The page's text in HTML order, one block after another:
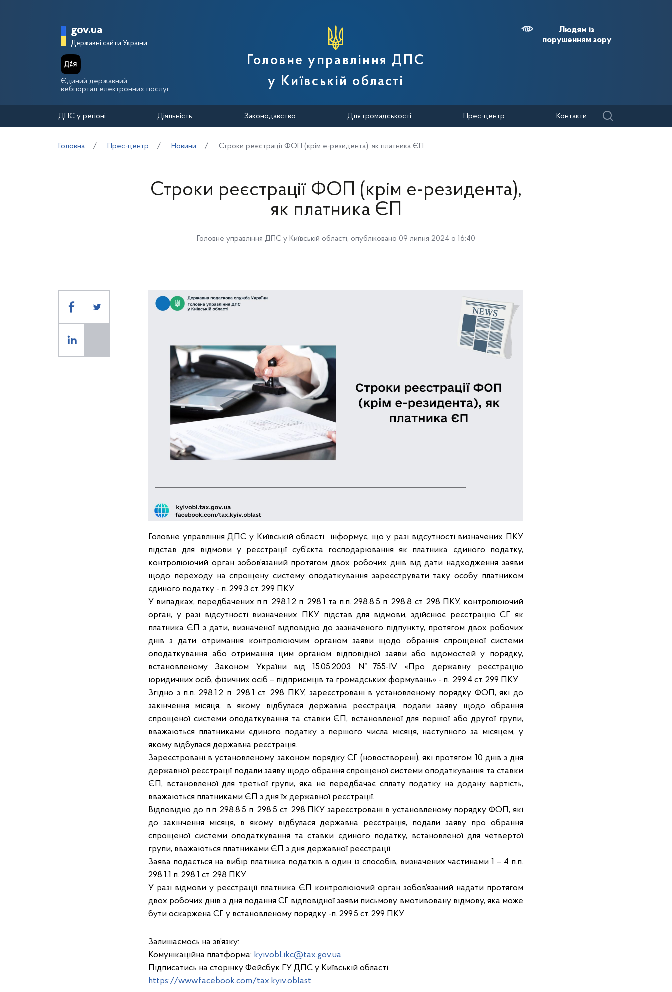
Головна сторінка Державної податкової служби України
gov.ua
Державні сайти України
Єдиний державний
вебпортал електронних послуг
Головне управління ДПС
у Київській області
Людям із
порушенням зору
ДПС у регіоні Діяльність Законодавство Для громадськості Прес-центр Контакти
Головна Прес-центр Новини Строки реєстрації ФОП (крім е-резидента), як платника ЄП
Строки реєстрації ФОП (крім е-резидента),
як платника ЄП
Головне управління ДПС у Київській області, опубліковано 09 липня 2024 о 16:40
Головне управління ДПС у Київській області інформує, що у разі відсутності визначених ПКУ
підстав для відмови у реєстрації суб’єкта господарювання як платника єдиного податку,
контролюючий орган зобов’язаний протягом двох робочих днів від дати надходження заяви
щодо переходу на спрощену систему оподаткування зареєструвати таку особу платником
єдиного податку - п. 299.3 ст. 299 ПКУ.
У випадках, передбачених п.п. 298.1.2 п. 298.1 та п.п. 298.8.5 п. 298.8 ст. 298 ПКУ, контролюючий
орган, у разі відсутності визначених ПКУ підстав для відмови, здійснює реєстрацію СГ як
платника ЄП з дати, визначеної відповідно до зазначеного підпункту, протягом двох робочих
днів з дати отримання контролюючим органом заяви щодо обрання спрощеної системи
оподаткування або отримання цим органом відповідної заяви або відомостей у порядку,
встановленому Законом України від 15.05.2003 №755-ІV «Про державну реєстрацію
юридичних осіб, фізичних осіб – підприємців та громадських формувань» - п.. 299.4 ст. 299 ПКУ.
Згідно з п.п. 298.1.2 п. 298.1 ст. 298 ПКУ, зареєстровані в установленому порядку ФОП, які до
закінчення місяця, в якому відбулася державна реєстрація, подали заяву щодо обрання
спрощеної системи оподаткування та ставки ЄП, встановленої для першої або другої групи,
вважаються платниками єдиного податку з першого числа місяця, наступного за місяцем, у
якому відбулася державна реєстрація.
Зареєстровані в установленому законом порядку СГ (новостворені), які протягом 10 днів з дня
державної реєстрації подали заяву щодо обрання спрощеної системи оподаткування та ставки
ЄП, встановленої для третьої групи, яка не передбачає сплату податку на додану вартість,
вважаються платниками ЄП з дня їх державної реєстрації.
Відповідно до п.п. 298.8.5 п. 298.5 ст. 298 ПКУ зареєстровані в установленому порядку ФОП, які
до закінчення місяця, в якому відбулася державна реєстрація, подали заяву про обрання
спрощеної системи оподаткування та ставки єдиного податку, встановленої для четвертої
групи, вважаються платниками ЄП з дня державної реєстрації.
Заява подається на вибір платника податків в один із способів, визначених частинами 1 – 4 п.п.
298.1.1 п. 298.1 ст. 298 ПКУ.
У разі відмови у реєстрації платника ЄП контролюючий орган зобов’язаний надати протягом
двох робочих днів з дня подання СГ відповідної заяви письмову вмотивовану відмову, яка може
бути оскаржена СГ у встановленому порядку -п. 299.5 ст. 299 ПКУ.
Залишаємось на зв’язку:
Комунікаційна платформа: kyivobl.ikc@tax.gov.ua
Підписатись на сторінку Фейсбук ГУ ДПС у Київській області
https://www.facebook.com/tax.kyiv.oblast